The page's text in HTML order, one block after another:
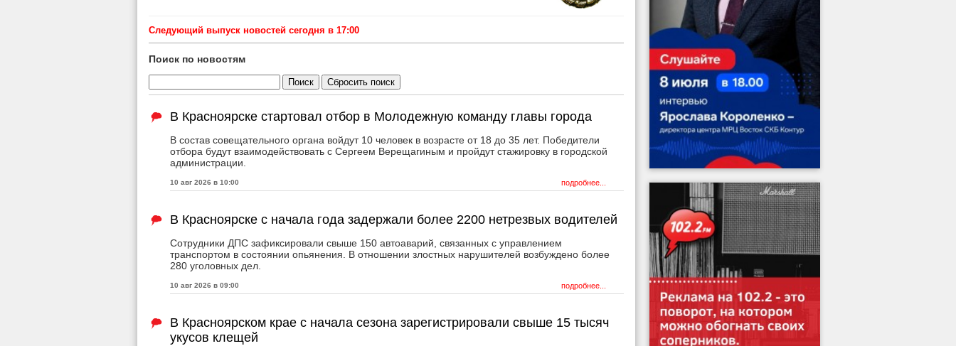
Cледующий выпуск новостей сегодня в 17:00
Поиск по новостям
В Красноярске стартовал отбор в Молодежную команду главы города
В состав совещательного органа войдут 10 человек в возрасте от 18 до 35 лет. Победители
отбора будут взаимодействовать с Сергеем Верещагиным и пройдут стажировку в городской
администрации.
10 авг 2026 в 10:00 подробнее...
В Красноярске с начала года задержали более 2200 нетрезвых водителей
Сотрудники ДПС зафиксировали свыше 150 автоаварий, связанных с управлением
транспортом в состоянии опьянения. В отношении злостных нарушителей возбуждено более
280 уголовных дел.
10 авг 2026 в 09:00 подробнее...
В Красноярском крае с начала сезона зарегистрировали свыше 15 тысяч
укусов клещей